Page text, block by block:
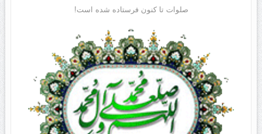
صلوات تا کنون فرستاده شده است!